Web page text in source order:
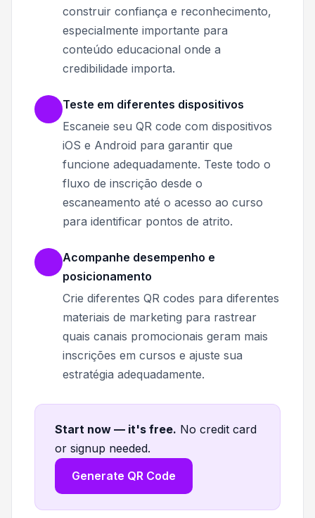
construir confiança e reconhecimento,
especialmente importante para
conteúdo educacional onde a
credibilidade importa.
Teste em diferentes dispositivos
Escaneie seu QR code com dispositivos
iOS e Android para garantir que
funcione adequadamente. Teste todo o
fluxo de inscrição desde o
escaneamento até o acesso ao curso
para identificar pontos de atrito.
Acompanhe desempenho e
posicionamento
Crie diferentes QR codes para diferentes
materiais de marketing para rastrear
quais canais promocionais geram mais
inscrições em cursos e ajuste sua
estratégia adequadamente.
Start now — it's free. No credit card
or signup needed.
Generate QR Code